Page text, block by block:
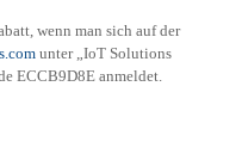
wenn man sich auf der
unter „IoT Solutions
ECCB9D8E anmeldet.